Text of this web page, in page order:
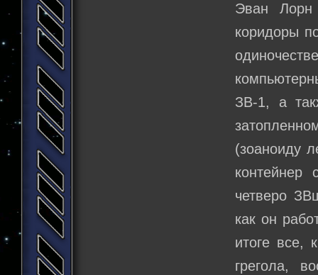
Эван Лорн
коридоры
ЗВ-1, а
(зоаноиду
четверо
как он
итоге все,
грегола,